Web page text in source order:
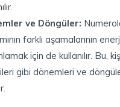
ve Döngüler:
farklı aşamalarının
için de kullanılır. Bu,
gibi dönemleri ve